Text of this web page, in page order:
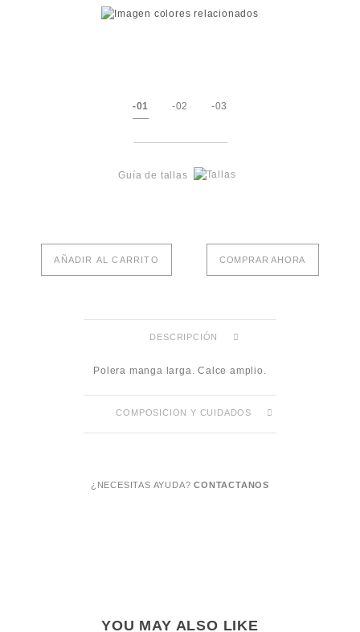
-01 -02 -03
Guía de tallas
AÑADIR AL CARRITO COMPRAR AHORA
DESCRIPCIÓN
Polera manga larga. Calce amplio.
COMPOSICION Y CUIDADOS
¿NECESITAS AYUDA?CONTACTANOS
YOU MAY ALSO LIKE